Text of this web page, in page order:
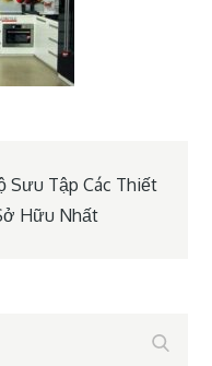
Sưu Tập Các Thiết
Hữu Nhất